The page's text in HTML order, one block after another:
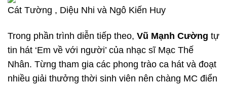
Cát Tường , Diệu Nhi và Ngô Kiến Huy
Trong phần trình diễn tiếp theo, Vũ Mạnh Cường tự
tin hát ‘Em về với người’ của nhạc sĩ Mạc Thế
Nhân. Từng tham gia các phong trào ca hát và đoạt
nhiều giải thưởng thời sinh viên nên chàng MC điển